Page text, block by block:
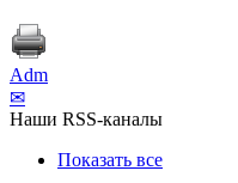
Adm
✉
Наши RSS-каналы
Показать все